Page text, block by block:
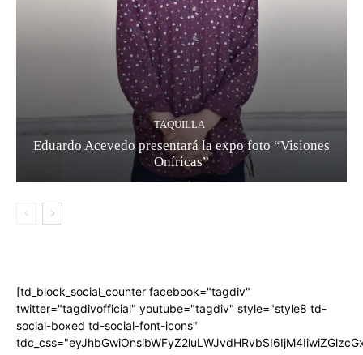
TAQUILLA
Eduardo Acevedo presentará la expo foto “Visiones
Oníricas”
[td_block_social_counter facebook="tagdiv"
twitter="tagdivofficial" youtube="tagdiv" style="style8 td-
social-boxed td-social-font-icons"